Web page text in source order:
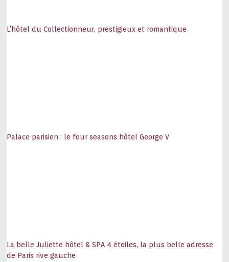
L’hôtel du Collectionneur, prestigieux et romantique
Palace parisien : le four seasons hôtel George V
La belle Juliette hôtel & SPA 4 étoiles, la plus belle adresse
de Paris rive gauche